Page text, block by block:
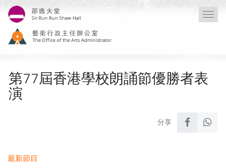
第77屆香港學校朗誦節優勝者表
演
最新節目